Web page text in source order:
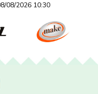
08/2026 10:30